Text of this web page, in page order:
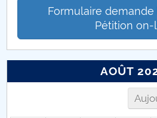
Formulaire
Pétition on-
AOÛT